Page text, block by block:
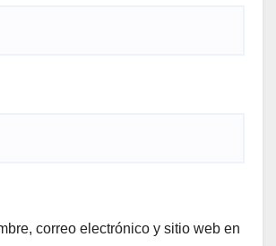
correo electrónico y sitio web en